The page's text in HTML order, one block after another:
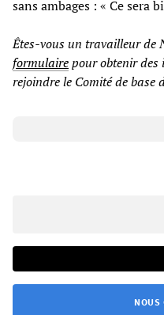
sans ambages : « Ce sera
Êtes-vous un travailleur de
formulairepour obtenir
rejoindre le Comité de base
NOUS